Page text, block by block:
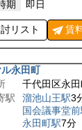
期
即日
リスト 賃
永田町
千代田区永
駅
溜池山王駅3
国会議事堂前
永田町駅7分